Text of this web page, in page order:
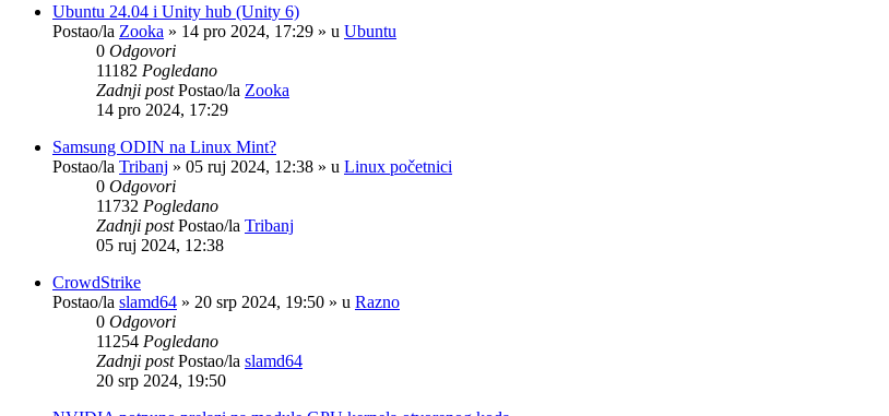
Ubuntu 24.04 i Unity hub (Unity 6)
Postao/la Zooka » 14 pro 2024, 17:29 » u Ubuntu
0 Odgovori
11182 Pogledano
Zadnji postPostao/la Zooka
14 pro 2024, 17:29
Samsung ODIN na Linux Mint?
Postao/la Tribanj » 05 ruj 2024, 12:38 » u Linux početnici
0 Odgovori
11732 Pogledano
Zadnji postPostao/la Tribanj
05 ruj 2024, 12:38
CrowdStrike
Postao/la slamd64 » 20 srp 2024, 19:50 » u Razno
0 Odgovori
11254 Pogledano
Zadnji postPostao/la slamd64
20 srp 2024, 19:50